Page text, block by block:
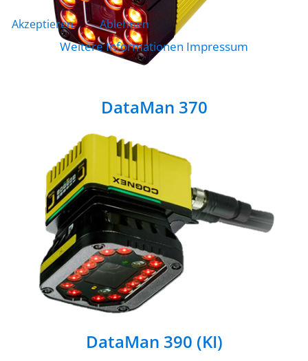
DataMan 370
DataMan 390 (KI)
Akzeptieren Ablehnen
Weitere Informationen Impressum